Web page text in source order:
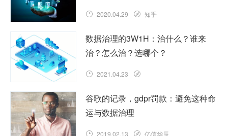
2020.04.29 知乎
数据治理的3W1H：治什么？谁来
治？怎么治？选哪个？
2021.04.23
谷歌的记录，gdpr罚款：避免这种命
运与数据治理
2019.02.13 亿信华辰